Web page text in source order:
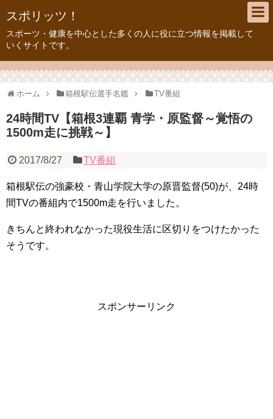
スポリッツ！
スポーツ・健康を中心とした多くの人に役に立つ情報を掲載して
いくサイトです。
ホーム 箱根駅伝選手名鑑 TV番組
24時間TV【箱根3連覇 青学・原監督～覚悟の
1500m走に挑戦～】
2017/8/27 TV番組
箱根駅伝の強豪校・青山学院大学の原晋監督(50)が、24時
間TVの番組内で1500m走を行いました。
きちんと終われなかった現役生活に区切りをつけたかった
そうです。
スポンサーリンク